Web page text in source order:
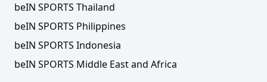
beIN SPORTS Thailand
beIN SPORTS Philippines
beIN SPORTS Indonesia
beIN SPORTS Middle East and Africa